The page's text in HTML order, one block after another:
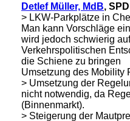
Detlef Müller, MdB, SPD
> LKW-Parkplätze in
Man kann Vorschläge
wird jedoch schwierig
Verkehrspolitischen
die Schiene zu bringen
Umsetzung des Mobility
> Umsetzung der
nicht notwendig, da
(Binnenmarkt).
> Steigerung der